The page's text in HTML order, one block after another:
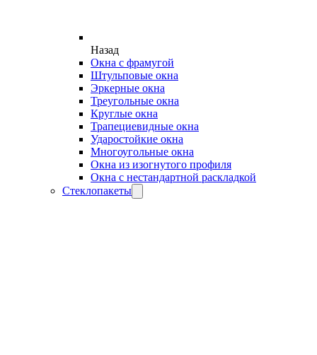
Назад
Окна с фрамугой
Штульповые окна
Эркерные окна
Треугольные окна
Круглые окна
Трапециевидные окна
Ударостойкие окна
Многоугольные окна
Окна из изогнутого профиля
Окна с нестандартной раскладкой
Стеклопакеты